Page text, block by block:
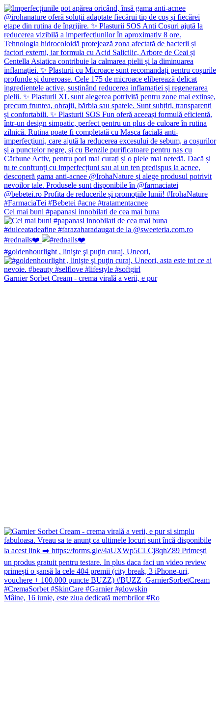
Cei mai buni #papanasi innobilati de cea mai buna
#rednails❤️
#goldenhourlight , linişte şi puţin curaj. Uneori,
Garnier Sorbet Cream - crema virală a verii, e pur
Mâine, 16 iunie, este ziua dedicată membrilor #Ro